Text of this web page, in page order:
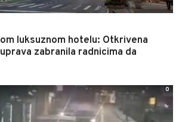
luksuznom hotelu: Otkrivena
zabranila radnicima da
0